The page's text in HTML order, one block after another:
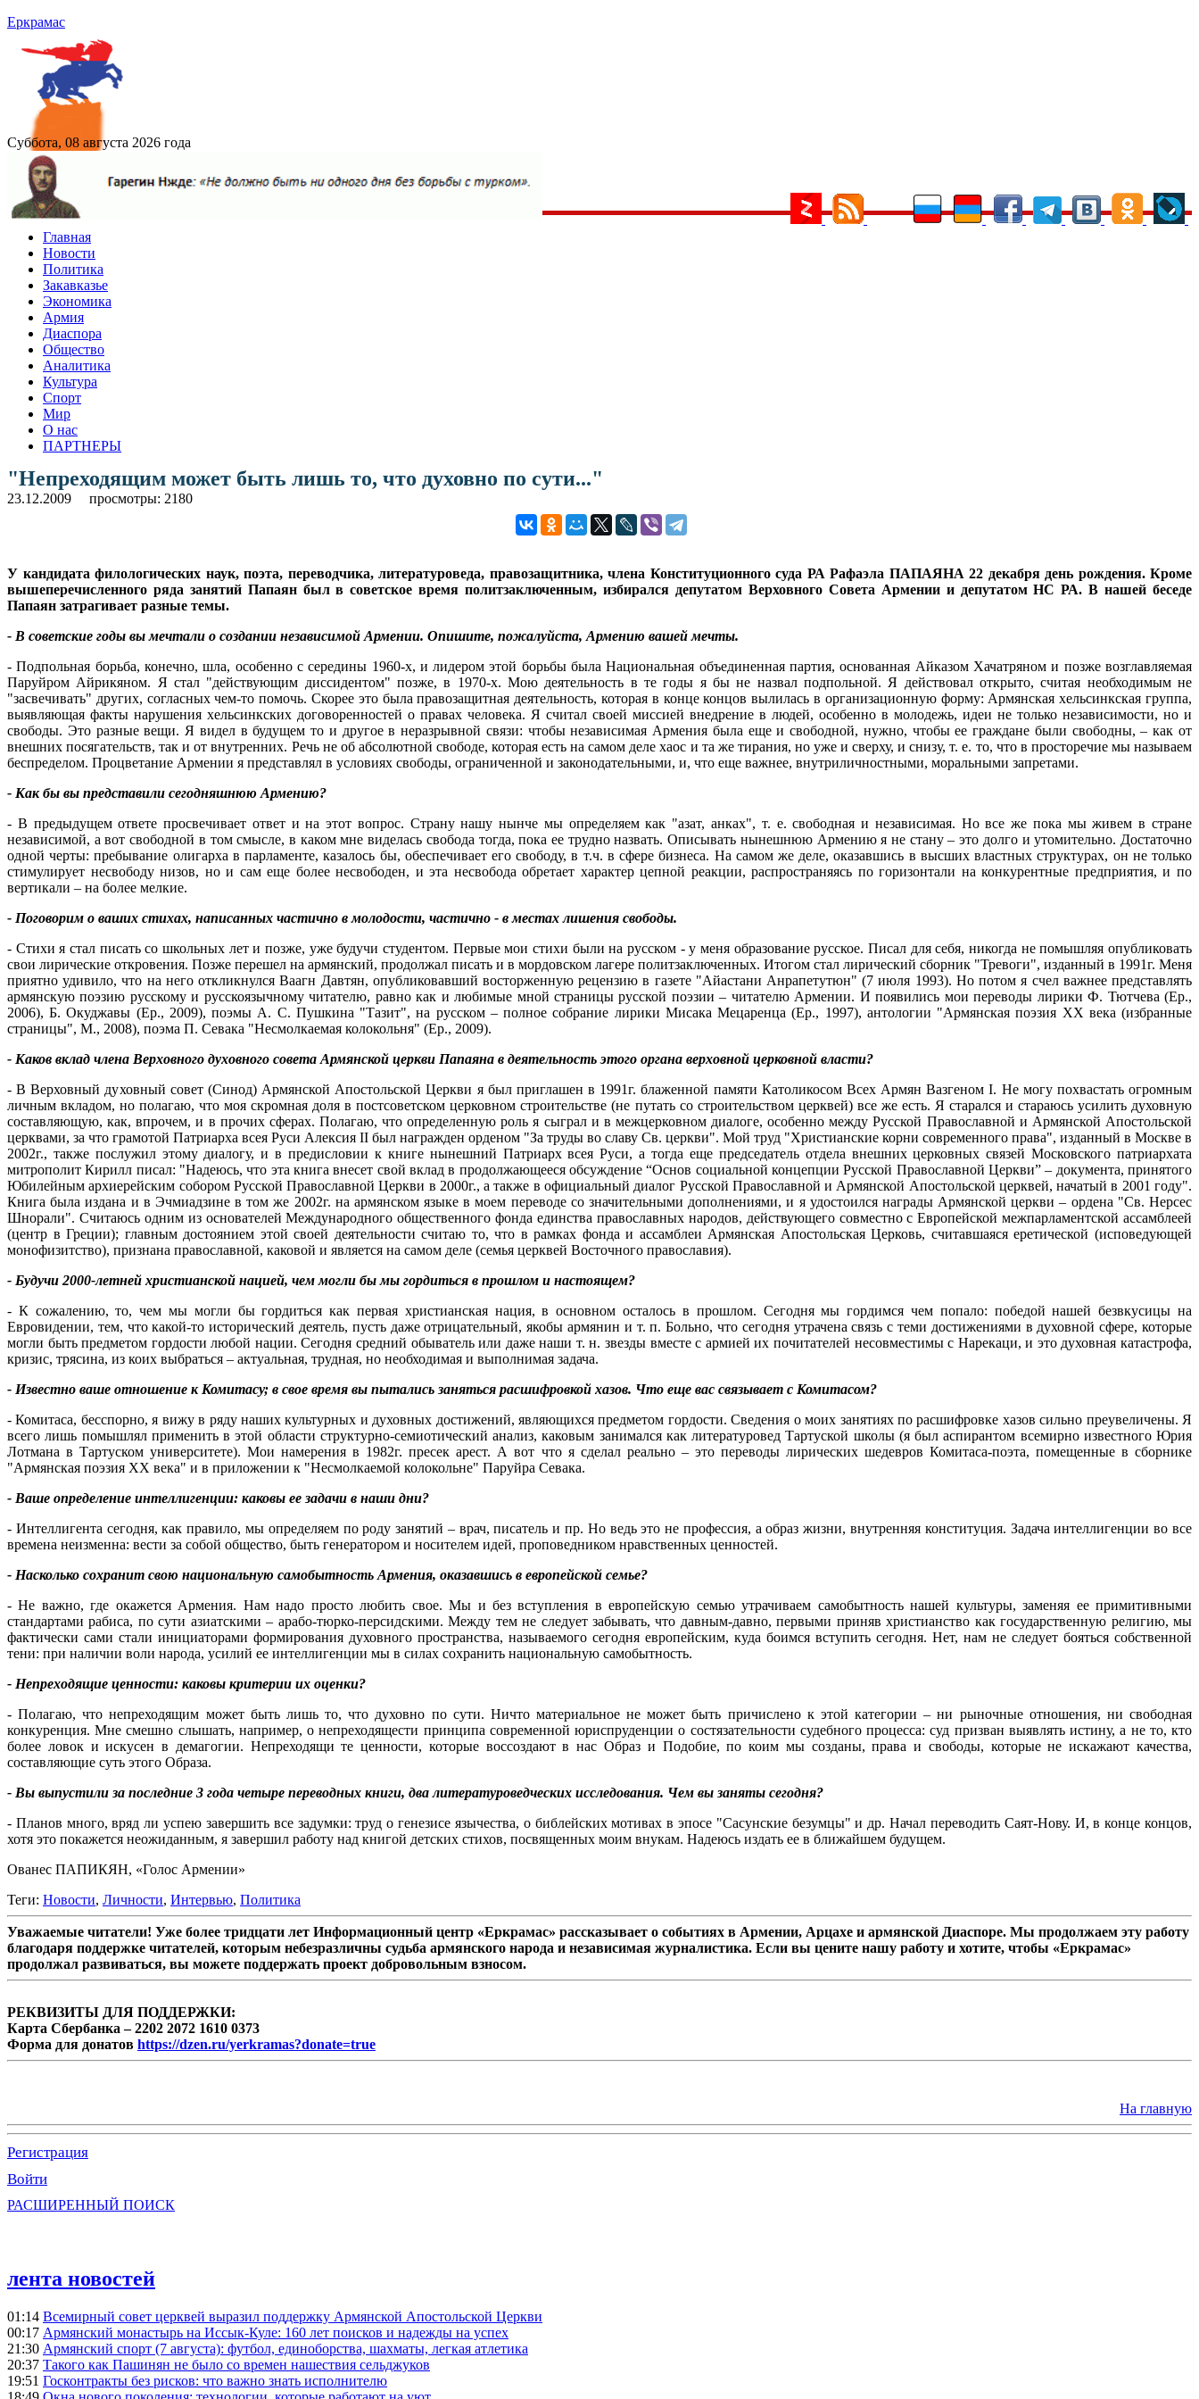
Еркрамас
Суббота, 08 августа 2026 года
Главная
Новости
Политика
Закавказье
Экономика
Армия
Диаспора
Общество
Аналитика
Культура
Спорт
Мир
О нас
ПАРТНЕРЫ
"Непреходящим может быть лишь то, что духовно по сути..."
23.12.2009 просмотры: 2180
У кандидата филологических наук, поэта, переводчика, литературоведа, правозащитника, члена Конституционного суда РА Рафаэла ПАПАЯНА 22 декабря день рождения. Кроме
вышеперечисленного ряда занятий Папаян был в советское время политзаключенным, избирался депутатом Верховного Совета Армении и депутатом НС РА. В нашей беседе
Папаян затрагивает разные темы.
- В советские годы вы мечтали о создании независимой Армении. Опишите, пожалуйста, Армению вашей мечты.
- Подпольная борьба, конечно, шла, особенно с середины 1960-х, и лидером этой борьбы была Национальная объединенная партия, основанная Айказом Хачатряном и позже возглавляемая
Паруйром Айрикяном. Я стал "действующим диссидентом" позже, в 1970-х. Мою деятельность в те годы я бы не назвал подпольной. Я действовал открыто, считая необходимым не
"засвечивать" других, согласных чем-то помочь. Скорее это была правозащитная деятельность, которая в конце концов вылилась в организационную форму: Армянская хельсинкская группа,
выявляющая факты нарушения хельсинкских договоренностей о правах человека. Я считал своей миссией внедрение в людей, особенно в молодежь, идеи не только независимости, но и
свободы. Это разные вещи. Я видел в будущем то и другое в неразрывной связи: чтобы независимая Армения была еще и свободной, нужно, чтобы ее граждане были свободны, – как от
внешних посягательств, так и от внутренних. Речь не об абсолютной свободе, которая есть на самом деле хаос и та же тирания, но уже и сверху, и снизу, т. е. то, что в просторечие мы называем
беспределом. Процветание Армении я представлял в условиях свободы, ограниченной и законодательными, и, что еще важнее, внутриличностными, моральными запретами.
- Как бы вы представили сегодняшнюю Армению?
- В предыдущем ответе просвечивает ответ и на этот вопрос. Страну нашу нынче мы определяем как "азат, анках", т. е. свободная и независимая. Но все же пока мы живем в стране
независимой, а вот свободной в том смысле, в каком мне виделась свобода тогда, пока ее трудно назвать. Описывать нынешнюю Армению я не стану – это долго и утомительно. Достаточно
одной черты: пребывание олигарха в парламенте, казалось бы, обеспечивает его свободу, в т.ч. в сфере бизнеса. На самом же деле, оказавшись в высших властных структурах, он не только
стимулирует несвободу низов, но и сам еще более несвободен, и эта несвобода обретает характер цепной реакции, распространяясь по горизонтали на конкурентные предприятия, и по
вертикали – на более мелкие.
- Поговорим о ваших стихах, написанных частично в молодости, частично - в местах лишения свободы.
- Стихи я стал писать со школьных лет и позже, уже будучи студентом. Первые мои стихи были на русском - у меня образование русское. Писал для себя, никогда не помышляя опубликовать
свои лирические откровения. Позже перешел на армянский, продолжал писать и в мордовском лагере политзаключенных. Итогом стал лирический сборник "Тревоги", изданный в 1991г. Меня
приятно удивило, что на него откликнулся Ваагн Давтян, опубликовавший восторженную рецензию в газете "Айастани Анрапетутюн" (7 июля 1993). Но потом я счел важнее представлять
армянскую поэзию русскому и русскоязычному читателю, равно как и любимые мной страницы русской поэзии – читателю Армении. И появились мои переводы лирики Ф. Тютчева (Ер.,
2006), Б. Окуджавы (Ер., 2009), поэмы А. С. Пушкина "Тазит", на русском – полное собрание лирики Мисака Мецаренца (Ер., 1997), антологии "Армянская поэзия ХХ века (избранные
страницы", М., 2008), поэма П. Севака "Несмолкаемая колокольня" (Ер., 2009).
- Каков вклад члена Верховного духовного совета Армянской церкви Папаяна в деятельность этого органа верховной церковной власти?
- В Верховный духовный совет (Синод) Армянской Апостольской Церкви я был приглашен в 1991г. блаженной памяти Католикосом Всех Армян Вазгеном I. Не могу похвастать огромным
личным вкладом, но полагаю, что моя скромная доля в постсоветском церковном строительстве (не путать со строительством церквей) все же есть. Я старался и стараюсь усилить духовную
составляющую, как, впрочем, и в прочих сферах. Полагаю, что определенную роль я сыграл и в межцерковном диалоге, особенно между Русской Православной и Армянской Апостольской
церквами, за что грамотой Патриарха всея Руси Алексия II был награжден орденом "За труды во славу Св. церкви". Мой труд "Христианские корни современного права", изданный в Москве в
2002г., также послужил этому диалогу, и в предисловии к книге нынешний Патриарх всея Руси, а тогда еще председатель отдела внешних церковных связей Московского патриархата
митрополит Кирилл писал: "Надеюсь, что эта книга внесет свой вклад в продолжающееся обсуждение “Основ социальной концепции Русской Православной Церкви” – документа, принятого
Юбилейным архиерейским собором Русской Православной Церкви в 2000г., а также в официальный диалог Русской Православной и Армянской Апостольской церквей, начатый в 2001 году".
Книга была издана и в Эчмиадзине в том же 2002г. на армянском языке в моем переводе со значительными дополнениями, и я удостоился награды Армянской церкви – ордена "Св. Нерсес
Шнорали". Считаюсь одним из основателей Международного общественного фонда единства православных народов, действующего совместно с Европейской межпарламентской ассамблеей
(центр в Греции); главным достоянием этой своей деятельности считаю то, что в рамках фонда и ассамблеи Армянская Апостольская Церковь, считавшаяся еретической (исповедующей
монофизитство), признана православной, каковой и является на самом деле (семья церквей Восточного православия).
- Будучи 2000-летней христианской нацией, чем могли бы мы гордиться в прошлом и настоящем?
- К сожалению, то, чем мы могли бы гордиться как первая христианская нация, в основном осталось в прошлом. Сегодня мы гордимся чем попало: победой нашей безвкусицы на
Евровидении, тем, что какой-то исторический деятель, пусть даже отрицательный, якобы армянин и т. п. Больно, что сегодня утрачена связь с теми достижениями в духовной сфере, которые
могли быть предметом гордости любой нации. Сегодня средний обыватель или даже наши т. н. звезды вместе с армией их почитателей несовместимы с Нарекаци, и это духовная катастрофа,
кризис, трясина, из коих выбраться – актуальная, трудная, но необходимая и выполнимая задача.
- Известно ваше отношение к Комитасу; в свое время вы пытались заняться расшифровкой хазов. Что еще вас связывает с Комитасом?
- Комитаса, бесспорно, я вижу в ряду наших культурных и духовных достижений, являющихся предметом гордости. Сведения о моих занятиях по расшифровке хазов сильно преувеличены. Я
всего лишь помышлял применить в этой области структурно-семиотический анализ, каковым занимался как литературовед Тартуской школы (я был аспирантом всемирно известного Юрия
Лотмана в Тартуском университете). Мои намерения в 1982г. пресек арест. А вот что я сделал реально – это переводы лирических шедевров Комитаса-поэта, помещенные в сборнике
"Армянская поэзия ХХ века" и в приложении к "Несмолкаемой колокольне" Паруйра Севака.
- Ваше определение интеллигенции: каковы ее задачи в наши дни?
- Интеллигента сегодня, как правило, мы определяем по роду занятий – врач, писатель и пр. Но ведь это не профессия, а образ жизни, внутренняя конституция. Задача интеллигенции во все
времена неизменна: вести за собой общество, быть генератором и носителем идей, проповедником нравственных ценностей.
- Насколько сохранит свою национальную самобытность Армения, оказавшись в европейской семье?
- Не важно, где окажется Армения. Нам надо просто любить свое. Мы и без вступления в европейскую семью утрачиваем самобытность нашей культуры, заменяя ее примитивными
стандартами рабиса, по сути азиатскими – арабо-тюрко-персидскими. Между тем не следует забывать, что давным-давно, первыми приняв христианство как государственную религию, мы
фактически сами стали инициаторами формирования духовного пространства, называемого сегодня европейским, куда боимся вступить сегодня. Нет, нам не следует бояться собственной
тени: при наличии воли народа, усилий ее интеллигенции мы в силах сохранить национальную самобытность.
- Непреходящие ценности: каковы критерии их оценки?
- Полагаю, что непреходящим может быть лишь то, что духовно по сути. Ничто материальное не может быть причислено к этой категории – ни рыночные отношения, ни свободная
конкуренция. Мне смешно слышать, например, о непреходящести принципа современной юриспруденции о состязательности судебного процесса: суд призван выявлять истину, а не то, кто
более ловок и искусен в демагогии. Непреходящи те ценности, которые воссоздают в нас Образ и Подобие, по коим мы созданы, права и свободы, которые не искажают качества,
составляющие суть этого Образа.
- Вы выпустили за последние 3 года четыре переводных книги, два литературоведческих исследования. Чем вы заняты сегодня?
- Планов много, вряд ли успею завершить все задумки: труд о генезисе язычества, о библейских мотивах в эпосе "Сасунские безумцы" и др. Начал переводить Саят-Нову. И, в конце концов,
хотя это покажется неожиданным, я завершил работу над книгой детских стихов, посвященных моим внукам. Надеюсь издать ее в ближайшем будущем.
Ованес ПАПИКЯН, «Голос Армении»
Теги: Новости, Личности, Интервью, Политика
Уважаемые читатели! Уже более тридцати лет Информационный центр «Еркрамас» рассказывает о событиях в Армении, Арцахе и армянской Диаспоре. Мы продолжаем эту работу
благодаря поддержке читателей, которым небезразличны судьба армянского народа и независимая журналистика. Если вы цените нашу работу и хотите, чтобы «Еркрамас»
продолжал развиваться, вы можете поддержать проект добровольным взносом.
РЕКВИЗИТЫ ДЛЯ ПОДДЕРЖКИ:
Карта Сбербанка – 2202 2072 1610 0373
Форма для донатов https://dzen.ru/yerkramas?donate=true
На главную
Регистрация
Войти
РАСШИРЕННЫЙ ПОИСК
лента новостей
01:14 Всемирный совет церквей выразил поддержку Армянской Апостольской Церкви
00:17 Армянский монастырь на Иссык-Куле: 160 лет поисков и надежды на успех
21:30 Армянский спорт (7 августа): футбол, единоборства, шахматы, легкая атлетика
20:37 Такого как Пашинян не было со времен нашествия сельджуков
19:51 Госконтракты без рисков: что важно знать исполнителю